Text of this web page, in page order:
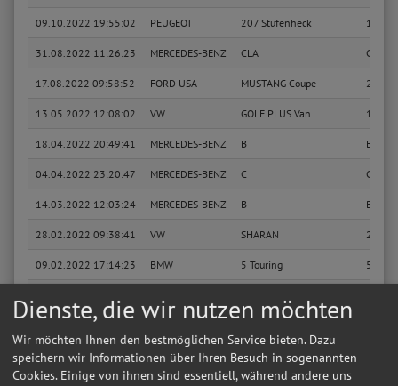
09.10.2022 19:55:02 PEUGEOT 207 Stufenheck 1.4
31.08.2022 11:26:23 MERCEDES-BENZ CLA CLA
17.08.2022 09:58:52 FORD USA MUSTANG Coupe 2.3
13.05.2022 12:08:02 VW GOLF PLUS Van 1.2 TSi
18.04.2022 20:49:41 MERCEDES-BENZ B B 180
04.04.2022 23:20:47 MERCEDES-BENZ C C 180
14.03.2022 12:03:24 MERCEDES-BENZ B B 180
28.02.2022 09:38:41 VW SHARAN 2.0
09.02.2022 17:14:23 BMW 5 Touring 520 d
14.01.2022 00:05:38
13.12.2021 13:55:12 FIAT 500 C
Dienste, die wir nutzen möchten
Wir möchten Ihnen den bestmöglichen Service bieten. Dazu
speichern wir Informationen über Ihren Besuch in sogenannten
Cookies. Einige von ihnen sind essentiell, während andere uns